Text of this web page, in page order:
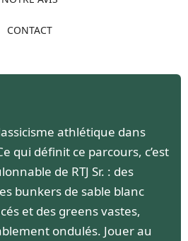
CONTACT
athlétique dans
qui définit ce parcours, c’est
de RTJ Sr. : des
bunkers de sable blanc
et des greens vastes,
ondulés. Jouer au